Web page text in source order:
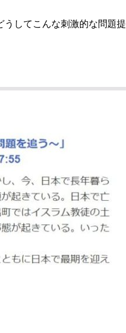
うしてこんな刺激的な問題提